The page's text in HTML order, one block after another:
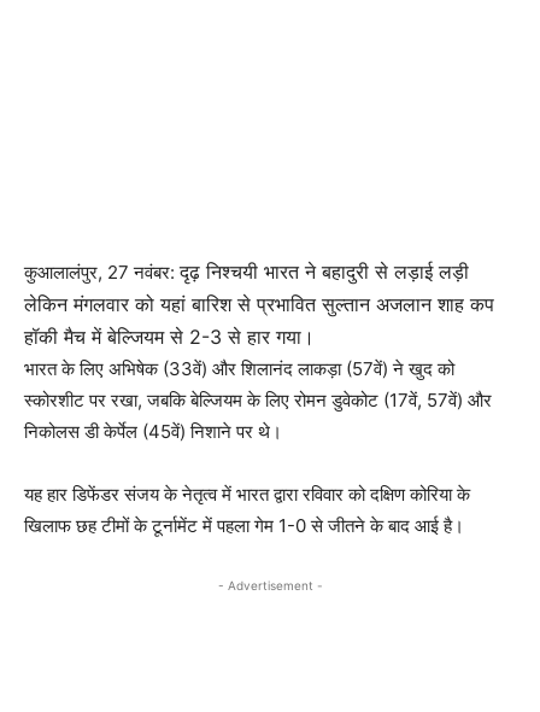
कुआलालंपुर, 27 नवंबर:दृढ़ निश्चयी भारत ने बहादुरी से लड़ाई लड़ी
लेकिन मंगलवार को यहां बारिश से प्रभावित सुल्तान अजलान शाह कप
हॉकी मैच में बेल्जियम से 2-3 से हार गया।
भारत के लिए अभिषेक (33वें) और शिलानंद लाकड़ा (57वें) ने खुद को
स्कोरशीट पर रखा, जबकि बेल्जियम के लिए रोमन डुवेकोट (17वें, 57वें) और
निकोलस डी केर्पेल (45वें) निशाने पर थे।
यह हार डिफेंडर संजय के नेतृत्व में भारत द्वारा रविवार को दक्षिण कोरिया के
खिलाफ छह टीमों के टूर्नामेंट में पहला गेम 1-0 से जीतने के बाद आई है।
- Advertisement -